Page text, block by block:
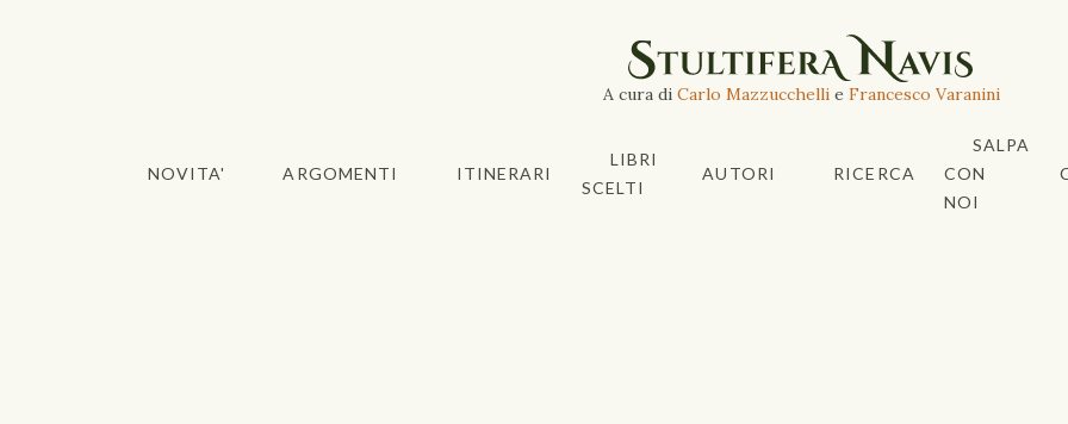
A cura di Carlo Mazzucchellie Francesco Varanini
NOVITA' ARGOMENTI ITINERARI
LIBRI
SCELTI
AUTORI RICERCA
SALPA
CON
NOI